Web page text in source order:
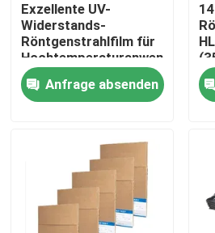
Kontakt
Nachrichten
Medizinisches X Ray Film
Tintenstrahl X Ray Film
Exzellente UV-
Widerstands-
Röntgenstrahlfilm für
Hochtemperaturanwendungen
Anfrage absenden